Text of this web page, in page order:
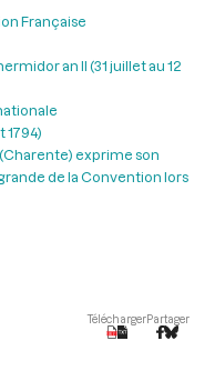
Française
an II (31 juillet au 12
1794)
exprime son
de la Convention lors
TéléchargerPartager